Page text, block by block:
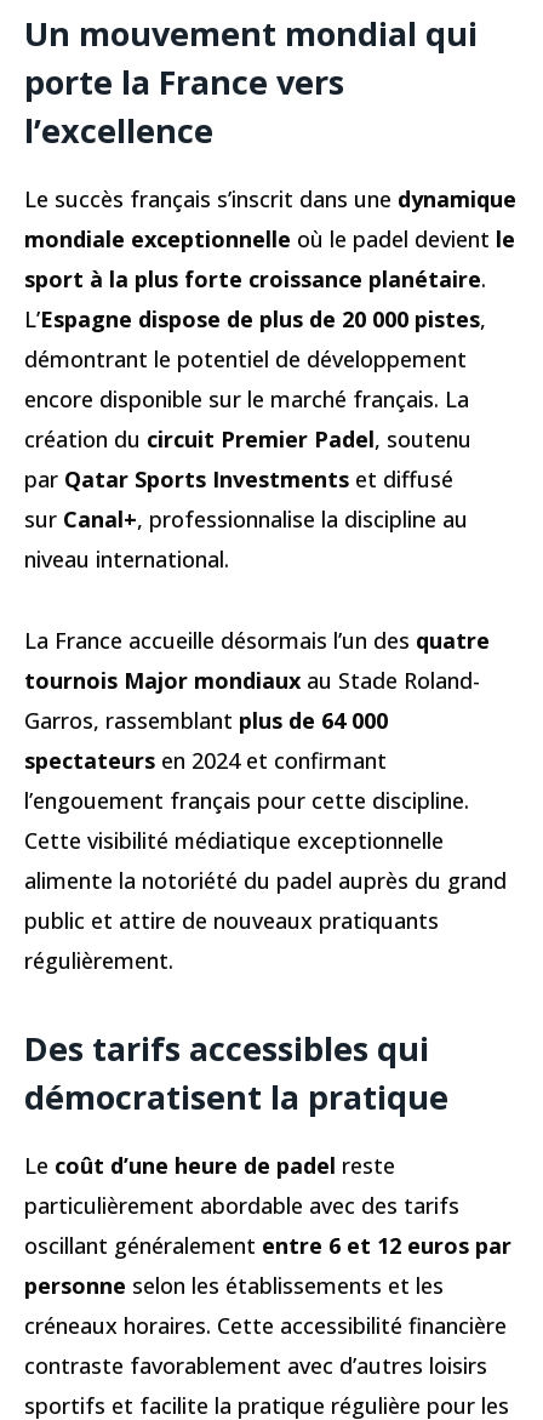
Un mouvement mondial qui
porte la France vers
l’excellence
Le succès français s’inscrit dans une dynamique
mondiale exceptionnelle où le padel devient le
sport à la plus forte croissance planétaire.
L’Espagne dispose de plus de 20 000 pistes,
démontrant le potentiel de développement
encore disponible sur le marché français. La
création du circuit Premier Padel, soutenu
par Qatar Sports Investments et diffusé
sur Canal+, professionnalise la discipline au
niveau international.
La France accueille désormais l’un des quatre
tournois Major mondiaux au Stade Roland-
Garros, rassemblant plus de 64 000
spectateurs en 2024 et confirmant
l’engouement français pour cette discipline.
Cette visibilité médiatique exceptionnelle
alimente la notoriété du padel auprès du grand
public et attire de nouveaux pratiquants
régulièrement.
Des tarifs accessibles qui
démocratisent la pratique
Le coût d’une heure de padel reste
particulièrement abordable avec des tarifs
oscillant généralement entre 6 et 12 euros par
personne selon les établissements et les
créneaux horaires. Cette accessibilité financière
contraste favorablement avec d’autres loisirs
sportifs et facilite la pratique régulière pour les